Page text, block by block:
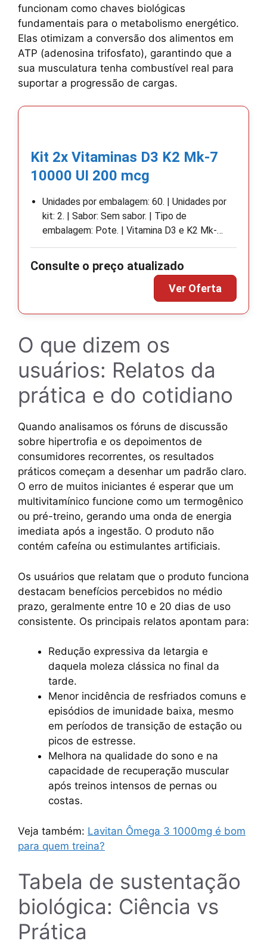
funcionam como chaves biológicas
fundamentais para o metabolismo energético.
Elas otimizam a conversão dos alimentos em
ATP (adenosina trifosfato), garantindo que a
sua musculatura tenha combustível real para
suportar a progressão de cargas.
Kit 2x Vitaminas D3 K2 Mk-7
10000 UI 200 mcg
Unidades por embalagem: 60. | Unidades por
kit: 2. | Sabor: Sem sabor. | Tipo de
embalagem: Pote. | Vitamina D3 e K2 Mk-…
O que dizem os
usuários: Relatos da
prática e do cotidiano
Quando analisamos os fóruns de discussão
sobre hipertrofia e os depoimentos de
consumidores recorrentes, os resultados
práticos começam a desenhar um padrão claro.
O erro de muitos iniciantes é esperar que um
multivitamínico funcione como um termogênico
ou pré-treino, gerando uma onda de energia
imediata após a ingestão. O produto não
contém cafeína ou estimulantes artificiais.
Os usuários que relatam que o produto funciona
destacam benefícios percebidos no médio
prazo, geralmente entre 10 e 20 dias de uso
consistente. Os principais relatos apontam para:
Redução expressiva da letargia e
daquela moleza clássica no final da
tarde.
Menor incidência de resfriados comuns e
episódios de imunidade baixa, mesmo
em períodos de transição de estação ou
picos de estresse.
Melhora na qualidade do sono e na
capacidade de recuperação muscular
após treinos intensos de pernas ou
costas.
Veja também: Lavitan Ômega 3 1000mg é bom
para quem treina?
Tabela de sustentação
biológica: Ciência vs
Prática